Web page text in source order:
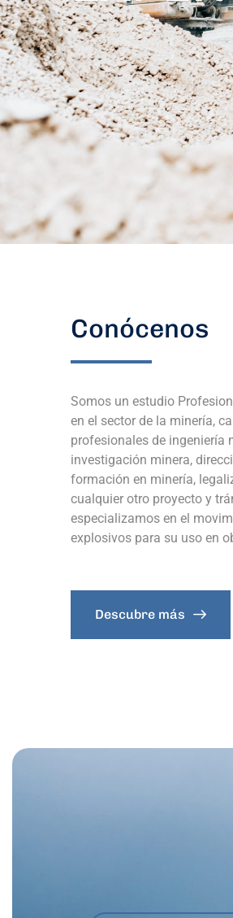
Conócenos
Somos un estudio
en el sector de la minería,
profesionales de ingeniería
investigación minera,
formación en minería,
cualquier otro proyecto y
especializamos en el
explosivos para su uso en
Descubre más